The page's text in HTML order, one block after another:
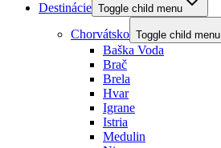
Destinácie Toggle child menu
Chorvátsko Toggle child menu
Baška Voda
Brač
Brela
Hvar
Igrane
Istria
Medulin